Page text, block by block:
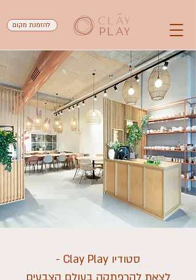
להזמנת מקום
סטודיו Clay Play -